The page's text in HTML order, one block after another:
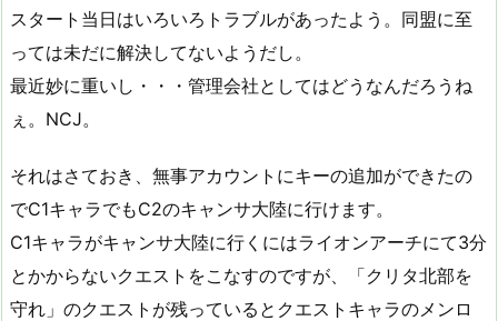
スタート当日はいろいろトラブルがあったよう。同盟に至
っては未だに解決してないようだし。
最近妙に重いし・・・管理会社としてはどうなんだろうね
ぇ。NCJ。
それはさておき、無事アカウントにキーの追加ができたの
でC1キャラでもC2のキャンサ大陸に行けます。
C1キャラがキャンサ大陸に行くにはライオンアーチにて3分
とかからないクエストをこなすのですが、「クリタ北部を
守れ」のクエストが残っているとクエストキャラのメンロ